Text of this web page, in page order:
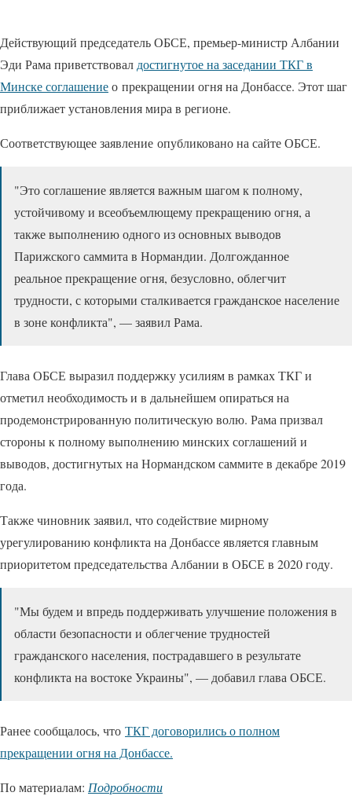
Действующий председатель ОБСЕ, премьер-министр Албании
Эди Рама приветствовалдостигнутое на заседании ТКГ в
Минске соглашениео прекращении огня на Донбассе. Этот шаг
приближает установления мира в регионе.
Соответствующее заявление опубликовано на сайте ОБСЕ.
"Это соглашение является важным шагом к полному,
устойчивому и всеобъемлющему прекращению огня, а
также выполнению одного из основных выводов
Парижского саммита в Нормандии. Долгожданное
реальное прекращение огня, безусловно, облегчит
трудности, с которыми сталкивается гражданское население
в зоне конфликта", — заявил Рама.
Глава ОБСЕ выразил поддержку усилиям в рамках ТКГ и
отметил необходимость и в дальнейшем опираться на
продемонстрированную политическую волю. Рама призвал
стороны к полному выполнению минских соглашений и
выводов, достигнутых на Нормандском саммите в декабре 2019
года.
Также чиновник заявил, что содействие мирному
урегулированию конфликта на Донбассе является главным
приоритетом председательства Албании в ОБСЕ в 2020 году.
"Мы будем и впредь поддерживать улучшение положения в
области безопасности и облегчение трудностей
гражданского населения, пострадавшего в результате
конфликта на востоке Украины", — добавил глава ОБСЕ.
Ранее сообщалось, что ТКГ договорились о полном
прекращении огня на Донбассе.
По материалам: Подробности